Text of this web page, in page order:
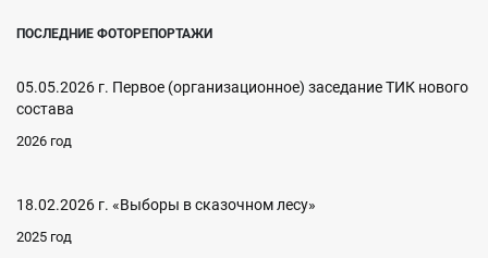
ПОСЛЕДНИЕ ФОТОРЕПОРТАЖИ
05.05.2026 г. Первое (организационное) заседание ТИК нового
состава
2026 год
18.02.2026 г. «Выборы в сказочном лесу»
2025 год